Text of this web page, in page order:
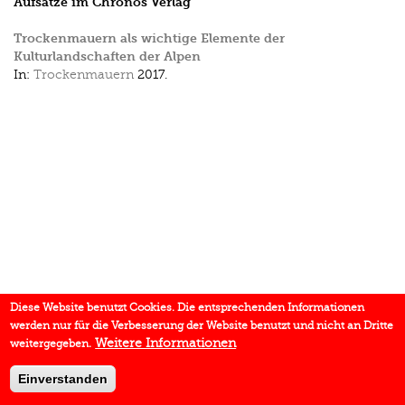
Trockenmauern als wichtige Elemente der
Kulturlandschaften der Alpen
In: Trockenmauern 2017.
Diese Website benutzt Cookies. Die entsprechenden Informationen
werden nur für die Verbesserung der Website benutzt und nicht an Dritte
weitergegeben. Weitere Informationen
Einverstanden